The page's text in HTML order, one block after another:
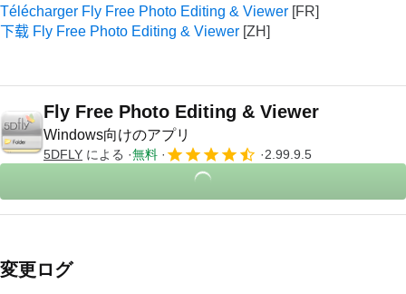
Télécharger Fly Free Photo Editing & Viewer
下载 Fly Free Photo Editing & Viewer
Fly Free Photo Editing & Viewer
Windows向けのアプリ
5DFLY による 無料 2.99.9.5
変更ログ